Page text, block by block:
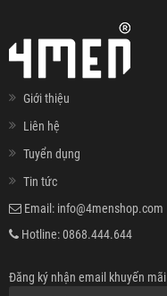
Giới thiệu
Liên hệ
Tuyển dụng
Tin tức
Email: info@4menshop.com
Hotline:0868.444.644
Đăng ký nhận email khuyến mãi